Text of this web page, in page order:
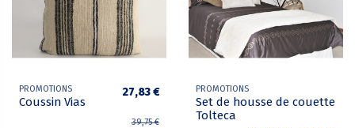
PROMOTIONS
Coussin Vias
27,83 €
39,75 €
PROMOTIONS
Set de housse de couette
Tolteca